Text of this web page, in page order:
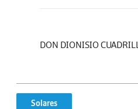
DON DIONISIO
Solares